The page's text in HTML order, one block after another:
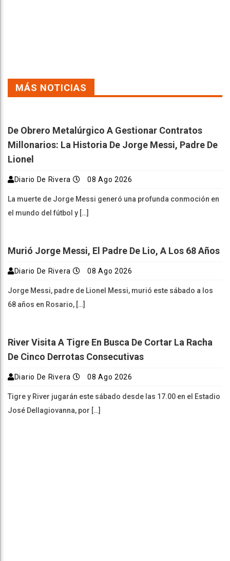
MÁS NOTICIAS
De Obrero Metalúrgico A Gestionar Contratos
Millonarios: La Historia De Jorge Messi, Padre De
Lionel
Diario De Rivera 08 Ago 2026
La muerte de Jorge Messi generó una profunda conmoción en
el mundo del fútbol y […]
Murió Jorge Messi, El Padre De Lio, A Los 68 Años
Diario De Rivera 08 Ago 2026
Jorge Messi, padre de Lionel Messi, murió este sábado a los
68 años en Rosario, […]
River Visita A Tigre En Busca De Cortar La Racha
De Cinco Derrotas Consecutivas
Diario De Rivera 08 Ago 2026
Tigre y River jugarán este sábado desde las 17.00 en el Estadio
José Dellagiovanna, por […]